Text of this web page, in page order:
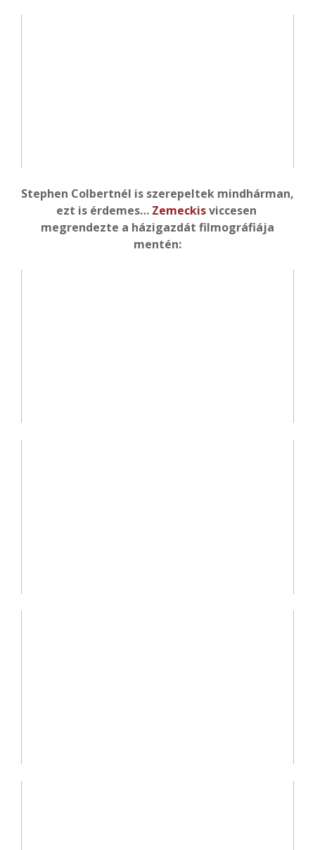
Stephen Colbertnél is szerepeltek mindhárman,
ezt is érdemes…Zemeckisviccesen
megrendezte a házigazdát filmográfiája
mentén: